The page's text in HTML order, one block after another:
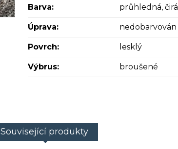
Barva: průhledná, čirá
Úprava: nedobarvován
Povrch: lesklý
Výbrus: broušené
Související produkty